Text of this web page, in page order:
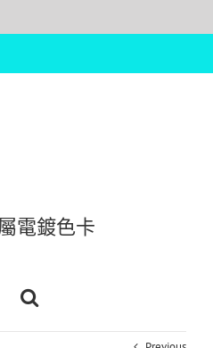
電鍍色卡